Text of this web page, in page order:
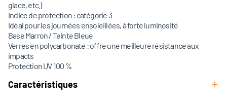
glace, etc.)
Indice de protection : catégorie 3
Idéal pour les journées ensoleillées, à forte luminosité
Base Marron / Teinte Bleue
Verres en polycarbonate : offre une meilleure résistance aux
impacts
Protection UV 100 %
Caractéristiques